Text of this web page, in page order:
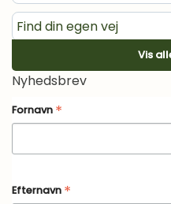
Find din egen vej
Vægtvedligeholdelse
efter du er stoppet på
Vis
Nyhedsbrev
Fornavn *
Efternavn *